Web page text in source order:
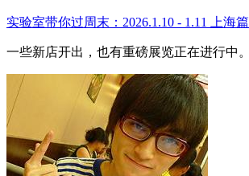
实验室带你过周末：2026.1.10 - 1.11 上海篇
一些新店开出，也有重磅展览正在进行中。